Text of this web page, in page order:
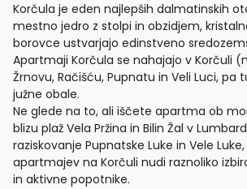
Korčula je eden najlepših dalmatinskih
mestno jedro z stolpi in obzidjem,
borovce ustvarjajo edinstveno
Apartmaji Korčula se nahajajo v Korčuli
Žrnovu, Račišću, Pupnatu in Veli Luci, pa
južne obale.
Ne glede na to, ali iščete apartma ob
blizu plaž Vela Pržina in Bilin Žal v
raziskovanje Pupnatske Luke in Vele
apartmajev na Korčuli nudi raznoliko
in aktivne popotnike.